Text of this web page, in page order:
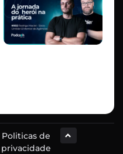
Politicas de
privacidade